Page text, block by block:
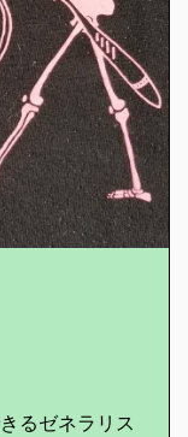
るゼネラリス